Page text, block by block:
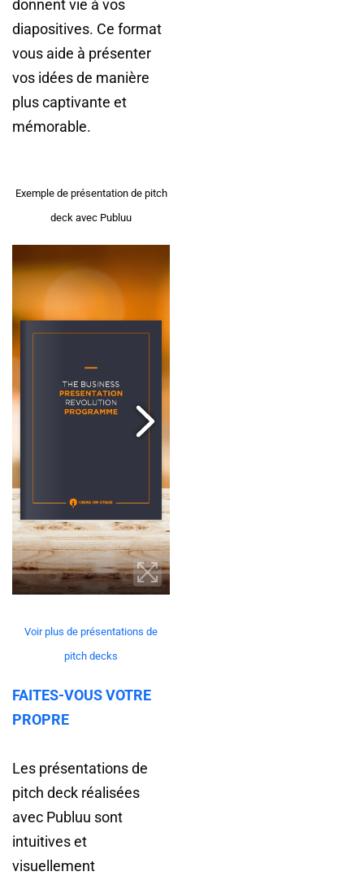
donnent vie à vos
diapositives. Ce format
vous aide à présenter
vos idées de manière
plus captivante et
mémorable.
Exemple de présentation de pitch
deck avec Publuu
Voir plus de présentations de
pitch decks
FAITES-VOUS VOTRE
PROPRE
Les présentations de
pitch deck réalisées
avec Publuu sont
intuitives et
visuellement